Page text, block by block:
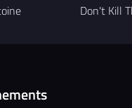
Don't Kill